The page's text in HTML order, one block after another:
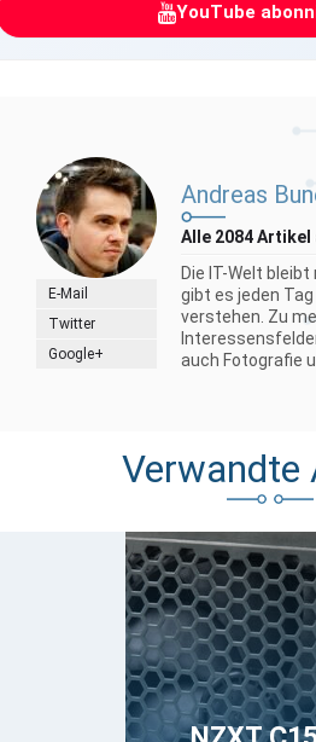
YouTube
E-Mail
Twitter
Google+
Andreas
Alle 2084 Artikel
Die IT-Welt
gibt es jeden
verstehen. Zu
auch Fotografie
Verwandte